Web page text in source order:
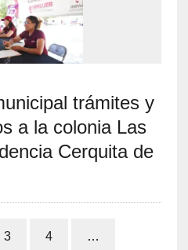
trámites y
a la colonia Las
Cerquita de
3 4 …